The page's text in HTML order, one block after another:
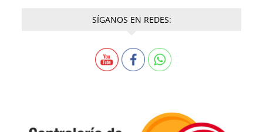
SÍGANOS EN REDES: